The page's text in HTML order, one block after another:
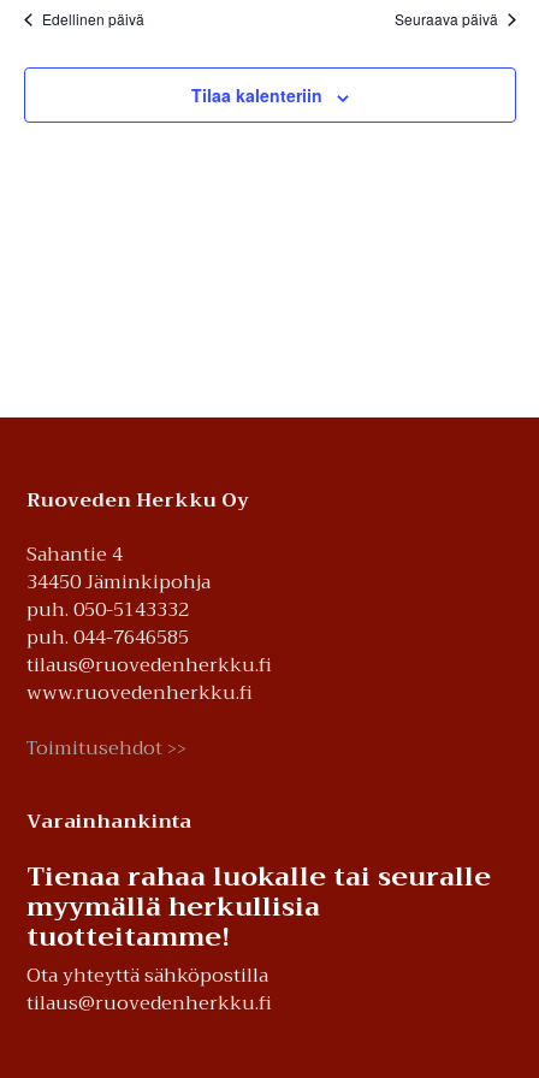
Edellinen päivä Seuraava päivä
Tilaa kalenteriin
Footer
Ruoveden Herkku Oy
Sahantie 4
34450 Jäminkipohja
puh. 050-5143332
puh. 044-7646585
tilaus@ruovedenherkku.fi
www.ruovedenherkku.fi
Toimitusehdot >>
Varainhankinta
Tienaa rahaa luokalle tai seuralle
myymällä herkullisia
tuotteitamme!
Ota yhteyttä sähköpostilla
tilaus@ruovedenherkku.fi